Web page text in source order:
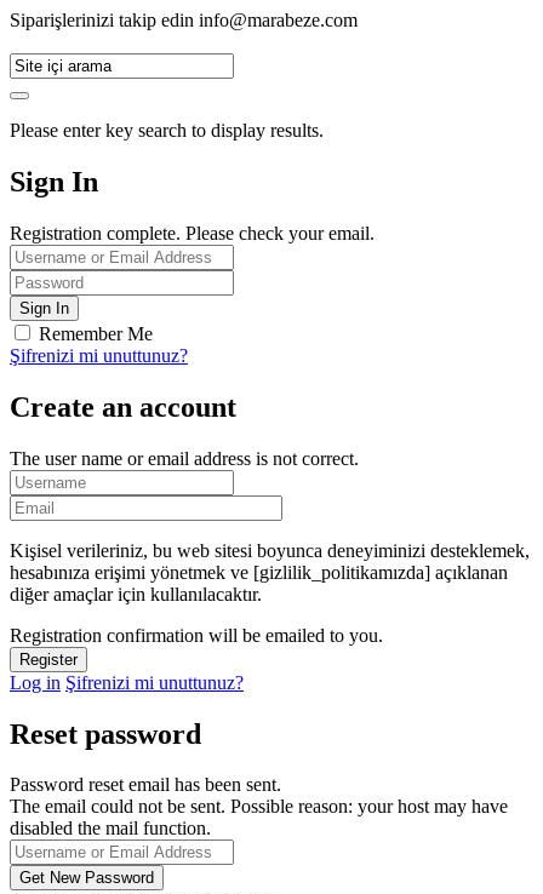
Siparişlerinizi takip edin info@marabeze.com
Please enter key search to display results.
Sign In
Registration complete. Please check your email.
Remember Me
Şifrenizi mi unuttunuz?
Create an account
The user name or email address is not correct.
Kişisel verileriniz, bu web sitesi boyunca deneyiminizi desteklemek,
hesabınıza erişimi yönetmek ve [gizlilik_politikamızda] açıklanan
diğer amaçlar için kullanılacaktır.
Registration confirmation will be emailed to you.
Log in Şifrenizi mi unuttunuz?
Reset password
Password reset email has been sent.
The email could not be sent. Possible reason: your host may have
disabled the mail function.